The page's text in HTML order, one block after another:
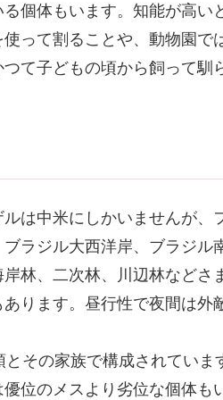
個体もいます。知能が高い
って割ることや、動物園で
て子どもの頃から飼って馴
は中米にしかいませんが、
ラジル大西洋岸、ブラジル
林、二次林、川辺林などさ
ります。昼行性で夜間は外
その家族で構成されてい
位のメスより劣位な個体も